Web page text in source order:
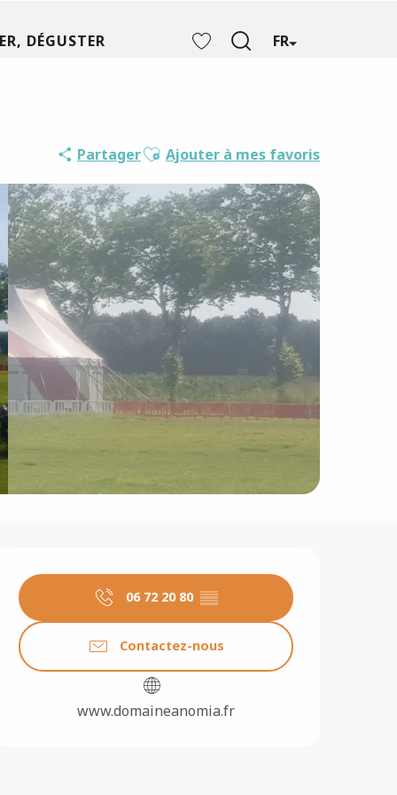
FR
DÉGUSTER
PartagerAjouter aux favoris
Ajouter à mes favoris
et
06 72 20 80 ▒▒
Contactez-nous
www.domaineanomia.fr